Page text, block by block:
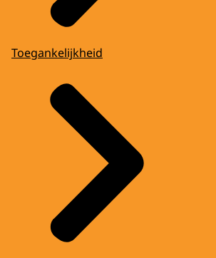
Toegankelijkheid